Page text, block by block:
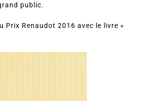
public.
Prix Renaudot 2016 avec le livre «